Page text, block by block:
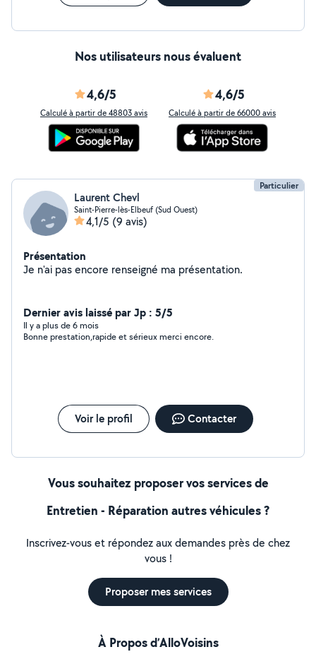
Nos utilisateurs nous évaluent
4,6/5
Calculé à partir de 48803 avis
4,6/5
Calculé à partir de 66000 avis
Particulier
Laurent Chevl
Saint-Pierre-lès-Elbeuf (Sud Ouest)
4,1/5 (9 avis)
Présentation
Je n'ai pas encore renseigné ma présentation.
Dernier avis laissé par Jp : 5/5
Il y a plus de 6 mois
Bonne prestation,rapide et sérieux merci encore.
Voir le profil Contacter
Vous souhaitez proposer vos services de
Entretien - Réparation autres véhicules ?
Inscrivez-vous et répondez aux demandes près de chez
vous !
Proposer mes services
À Propos d’AlloVoisins